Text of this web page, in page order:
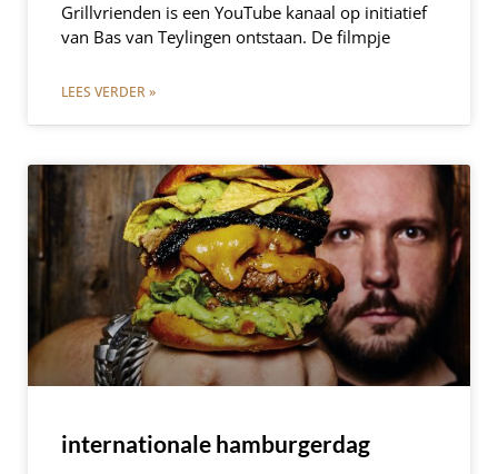
Grillvrienden is een YouTube kanaal op initiatief
van Bas van Teylingen ontstaan. De filmpje
LEES VERDER »
internationale hamburgerdag